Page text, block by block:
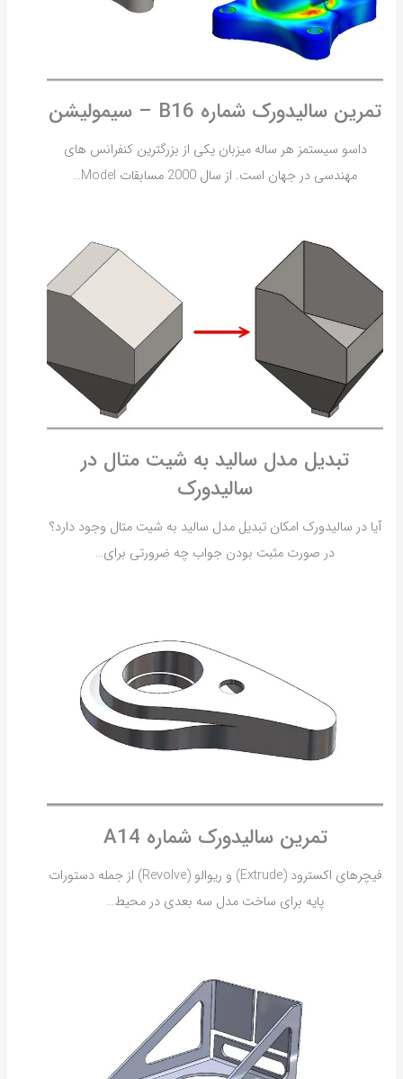
تمرین سالیدورک شماره B16 – سیمولیشن
داسو سیستمز هر ساله میزبان یکی از بزرگترین کنفرانس های
مهندسی در جهان است. از سال 2000 مسابقات Model…
تبدیل مدل سالید به شیت متال در
سالیدورک
آیا در سالیدورک امکان تبدیل مدل سالید به شیت متال وجود دارد؟
در صورت مثبت بودن جواب چه ضرورتی برای…
تمرین سالیدورک شماره A14
فیچرهای اکسترود (Extrude) و ریوالو (Revolve) از جمله دستورات
پایه برای ساخت مدل سه بعدی در محیط…